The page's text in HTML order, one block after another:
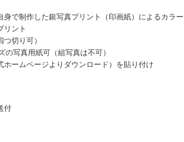
で制作した銀写真プリント（印画紙）によるカラー
リント
切り可）
写真用紙可（組写真は不可）
ームページよりダウンロード）を貼り付け
付